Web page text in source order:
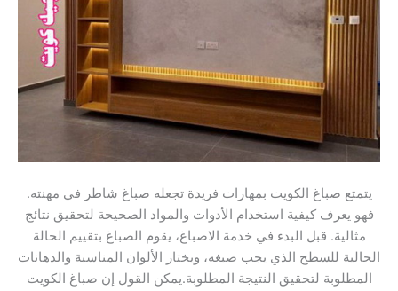
يتمتع صباغ الكويت بمهارات فريدة تجعله صباغ شاطر في مهنته.
فهو يعرف كيفية استخدام الأدوات والمواد الصحيحة لتحقيق نتائج
مثالية. قبل البدء في خدمة الاصباغ، يقوم الصباغ بتقييم الحالة
الحالية للسطح الذي يجب صبغه، ويختار الألوان المناسبة والدهانات
المطلوبة لتحقيق النتيجة المطلوبة.يمكن القول إن صباغ الكويت